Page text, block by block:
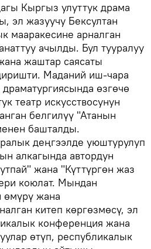
Кыргыз улуттук драма
эл жазуучу Бексултан
арналган
ачылды. Бул тууралуу
жаштар саясаты
Маданий иш-чара
өзгөчө
театр искусствосунун
белгилүү "Атанын
башталды.
деңгээлде уюштурулуп
алкагында автордун
жана "Күттүргөн жаз
коюлат. Мындан
өмүрү жана
китеп көргөзмөсү, эл
конференция жана
өтүп, республикалык